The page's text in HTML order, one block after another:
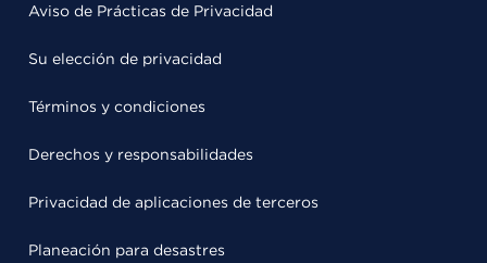
Aviso de Prácticas de Privacidad
Su elección de privacidad
Términos y condiciones
Derechos y responsabilidades
Privacidad de aplicaciones de terceros
Planeación para desastres